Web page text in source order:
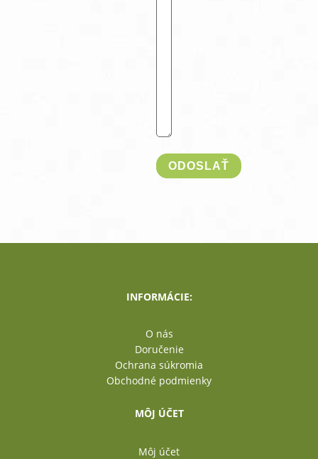
INFORMÁCIE:
O nás
Doručenie
Ochrana súkromia
Obchodné podmienky
MÔJ ÚČET
Môj účet